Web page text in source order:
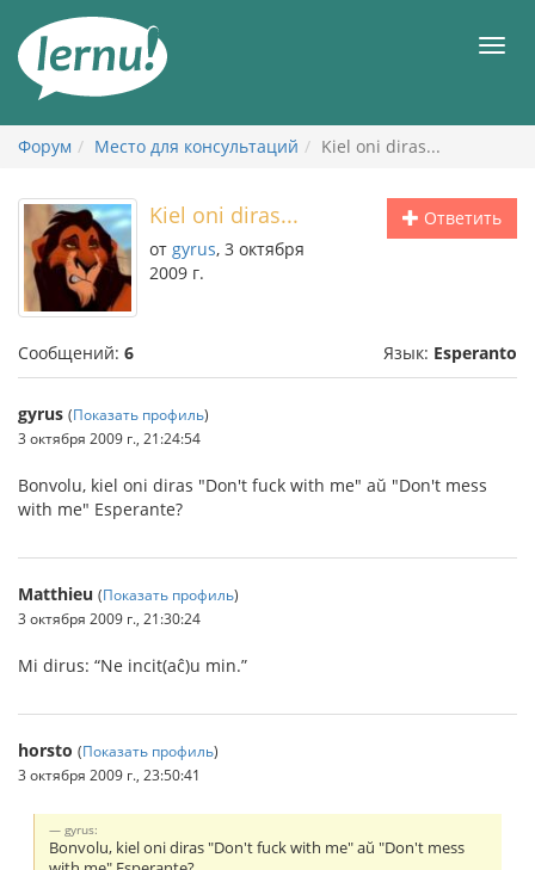
содержанию
Форум Место для консультаций Kiel oni diras...
Ответить
Kiel oni diras...
от gyrus, 3 октября
2009 г.
Сообщений: 6 Язык: Esperanto
gyrus (Показать профиль)
3 октября 2009 г., 21:24:54
Bonvolu, kiel oni diras "Don't fuck with me" aŭ "Don't mess
with me" Esperante?
Matthieu (Показать профиль)
3 октября 2009 г., 21:30:24
Mi dirus: “Ne incit(aĉ)u min.”
horsto (Показать профиль)
3 октября 2009 г., 23:50:41
gyrus:
Bonvolu, kiel oni diras "Don't fuck with me" aŭ "Don't mess